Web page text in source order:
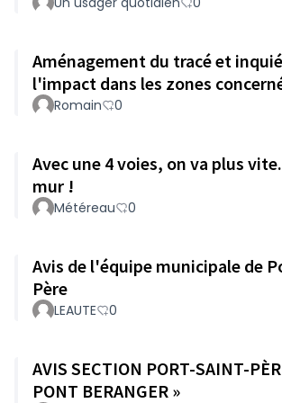
Aménagement du tracé et
l'impact dans les zones
Romain 0
Avec une 4 voies, on va plus
mur !
Météreau 0
Avis de l'équipe municipale de
Père
LEAUTE 0
AVIS SECTION PORT-SAINT-
PONT BERANGER »